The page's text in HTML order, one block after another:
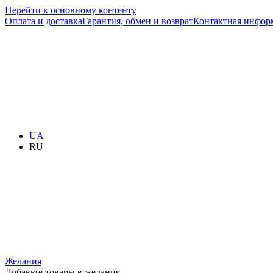
Перейти к основному контенту
Оплата и доставкаГарантия, обмен и возвратКонтактная
UA
RU
Желания